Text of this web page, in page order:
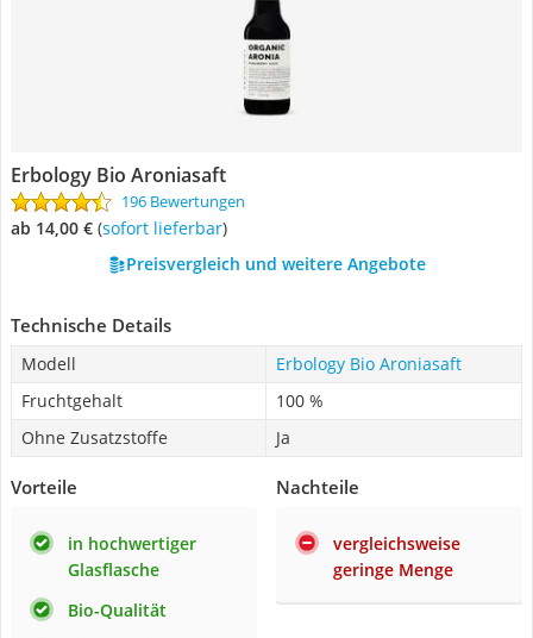
Erbology Bio Aroniasaft
196 Bewertungen
ab 14,00 € ( Sofort lieferbar)
Preisvergleich und weitere Angebote
Technische Details
Modell
Erbology Bio Aroniasaft
Fruchtgehalt
100 %
Ohne Zusatzstoffe
Ja
Vorteile
in hochwertiger
Glasflasche
Bio-Qualität
Nachteile
vergleichsweise
geringe Menge